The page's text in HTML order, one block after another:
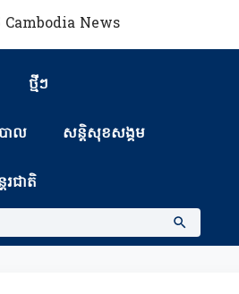
ថ្មីៗ
ាល សន្តិសុខសង្គម
រជាតិ